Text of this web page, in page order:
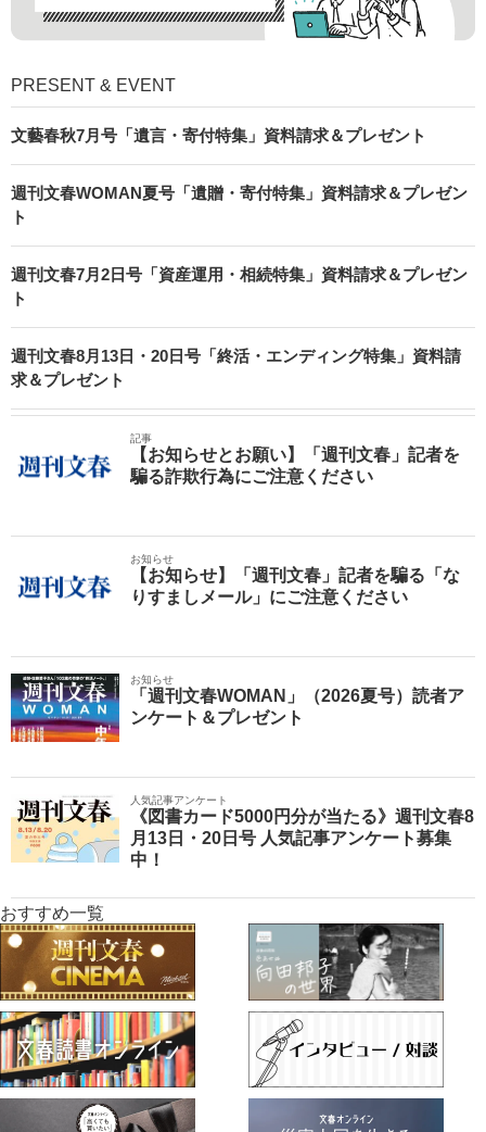
PRESENT & EVENT
文藝春秋7月号「遺言・寄付特集」資料請求＆プレゼント
週刊文春WOMAN夏号「遺贈・寄付特集」資料請求＆プレゼン
ト
週刊文春7月2日号「資産運用・相続特集」資料請求＆プレゼン
ト
週刊文春8月13日・20日号「終活・エンディング特集」資料請
求＆プレゼント
記事
【お知らせとお願い】「週刊文春」記者を
騙る詐欺行為にご注意ください
お知らせ
【お知らせ】「週刊文春」記者を騙る「な
りすましメール」にご注意ください
お知らせ
「週刊文春WOMAN」（2026夏号）読者ア
ンケート＆プレゼント
人気記事アンケート
《図書カード5000円分が当たる》週刊文春8
月13日・20日号 人気記事アンケート募集
中！
おすすめ一覧